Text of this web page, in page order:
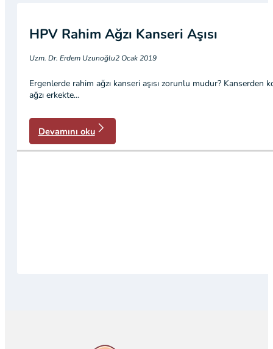
HPV Rahim Ağzı Kanseri Aşısı
Uzm. Dr. Erdem Uzunoğlu2 Ocak 2019
Ergenlerde rahim ağzı kanseri aşısı zorunlu mudur?
ağzı erkekte…
Devamını oku